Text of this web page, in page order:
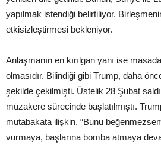
yapılmak istendiği belirtiliyor.
etkisizleştirmesi bekleniyor.
Anlaşmanın en kırılgan yanı ise
olmasıdır. Bilindiği gibi Trump, daha
şekilde çekilmişti. Üstelik 28 Şubat
müzakere sürecinde başlatılmıştı.
mutabakata ilişkin, “Bunu
vurmaya, başlarına bomba atmaya